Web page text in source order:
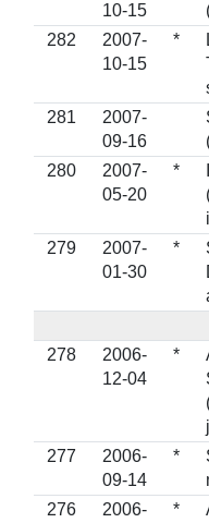
10-15
282
2007-
10-15
*
281
2007-
09-16
280
2007-
05-20
*
279
2007-
01-30
*
278
2006-
12-04
*
277
2006-
09-14
*
276
2006-
*